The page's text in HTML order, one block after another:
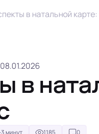
в натальной
в
минут 1185 0